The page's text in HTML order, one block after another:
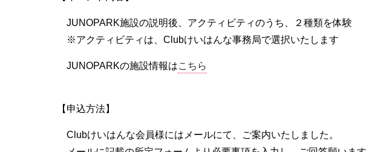
JUNOPARK施設の説明後、アクティビティのうち、２種類を体験
※アクティビティは、Clubけいはんな事務局で選択いたします
JUNOPARKの施設情報はこちら
【 申込方法】
Clubけいはんな会員様にはメールにて、ご案内いたしました。